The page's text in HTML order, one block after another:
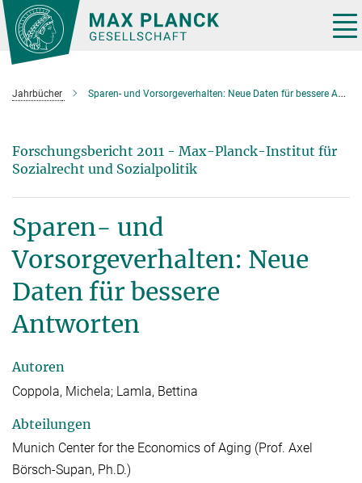
Hauptinhalt
Jahrbücher Sparen- und Vorsorgeverhalten: Neue Daten für bessere Antworten
Forschungsbericht 2011 - Max-Planck-Institut für
Sozialrecht und Sozialpolitik
Sparen- und
Vorsorgeverhalten: Neue
Daten für bessere
Antworten
Autoren
Coppola, Michela; Lamla, Bettina
Abteilungen
Munich Center for the Economics of Aging (Prof. Axel
Börsch-Supan, Ph.D.)